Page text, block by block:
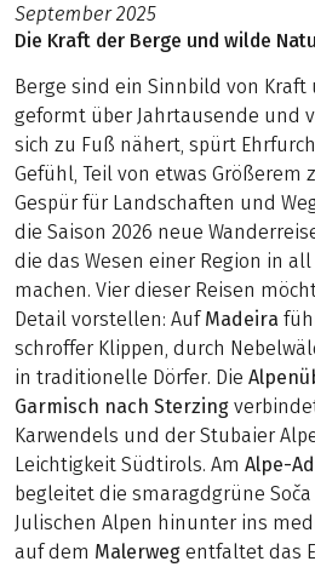
September 2025
Die Kraft der Berge und wilde
Berge sind ein Sinnbild von
geformt über Jahrtausende und
sich zu Fuß nähert, spürt
Gefühl, Teil von etwas Größerem
Gespür für Landschaften und
die Saison 2026 neue
die das Wesen einer Region in
machen. Vier dieser Reisen
Detail vorstellen: AufMadeira
schroffer Klippen, durch
in traditionelle Dörfer. Die
Garmisch nach Sterzing
Karwendels und der Stubaier
Leichtigkeit Südtirols. Am Alpe-
begleitet die smaragdgrüne Soča
Julischen Alpen hinunter ins
auf dem Malerweg entfaltet das